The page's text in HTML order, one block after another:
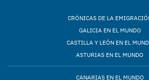
CRÓNICAS DE LA
GALICIA EN EL MUNDO
CASTILLA Y LEÓN EN EL
ASTURIAS EN EL MUNDO
CANARIAS EN EL MUNDO